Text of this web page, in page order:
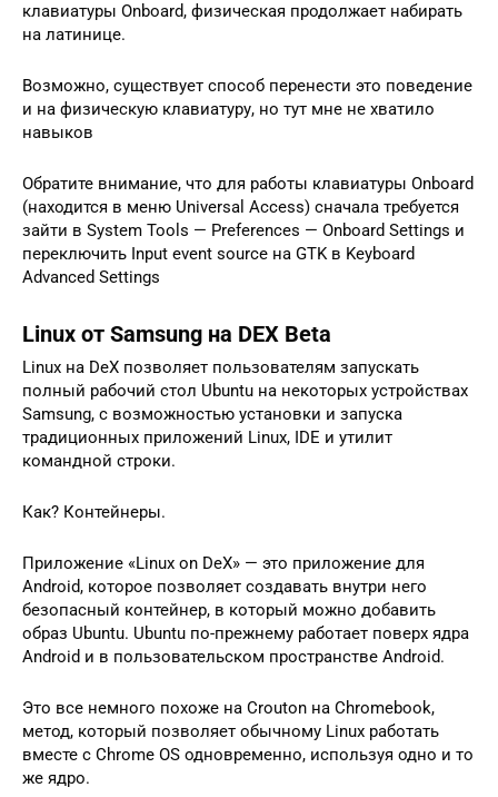
клавиатуры Onboard, физическая продолжает набирать
на латинице.
Возможно, существует способ перенести это поведение
и на физическую клавиатуру, но тут мне не хватило
навыков
Обратите внимание, что для работы клавиатуры Onboard
(находится в меню Universal Access) сначала требуется
зайти в System Tools — Preferences — Onboard Settings и
переключить Input event source на GTK в Keyboard
Advanced Settings
Linux от Samsung на DEX Beta
Linux на DeX позволяет пользователям запускать
полный рабочий стол Ubuntu на некоторых устройствах
Samsung, с возможностью установки и запуска
традиционных приложений Linux, IDE и утилит
командной строки.
Как? Контейнеры.
Приложение «Linux on DeX» — это приложение для
Android, которое позволяет создавать внутри него
безопасный контейнер, в который можно добавить
образ Ubuntu. Ubuntu по-прежнему работает поверх ядра
Android и в пользовательском пространстве Android.
Это все немного похоже на Crouton на Chromebook,
метод, который позволяет обычному Linux работать
вместе с Chrome OS одновременно, используя одно и то
же ядро.